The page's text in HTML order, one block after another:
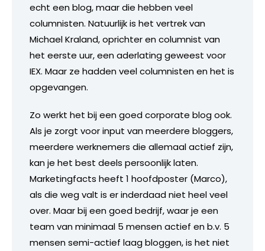
echt een blog, maar die hebben veel
columnisten. Natuurlijk is het vertrek van
Michael Kraland, oprichter en columnist van
het eerste uur, een aderlating geweest voor
IEX. Maar ze hadden veel columnisten en het is
opgevangen.
Zo werkt het bij een goed corporate blog ook.
Als je zorgt voor input van meerdere bloggers,
meerdere werknemers die allemaal actief zijn,
kan je het best deels persoonlijk laten.
Marketingfacts heeft 1 hoofdposter (Marco),
als die weg valt is er inderdaad niet heel veel
over. Maar bij een goed bedrijf, waar je een
team van minimaal 5 mensen actief en b.v. 5
mensen semi-actief laag bloggen, is het niet